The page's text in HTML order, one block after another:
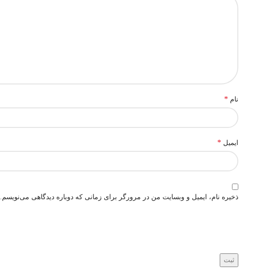
نام *
ایمیل *
ذخیره نام، ایمیل و وبسایت من در مرورگر برای زمانی که دوباره دیدگاهی می‌نویسم.